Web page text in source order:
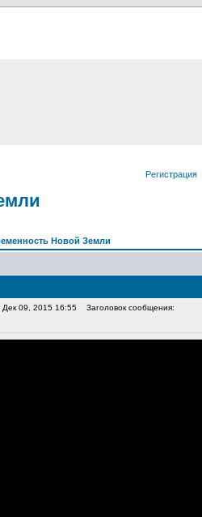
Регистрация
Новой Земли
09, 2015 16:55 Заголовок сообщения: